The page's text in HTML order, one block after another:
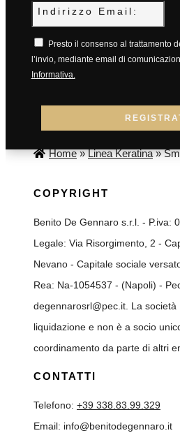
Indirizzo
Presto il consenso al trattamento
l’invio, mediante email di
Informativa.
Home»Linea Keratina»
COPYRIGHT
Benito De Gennaro s.r.l. - P.iva:
Legale: Via Risorgimento, 2 -
Nevano - Capitale sociale
Rea: Na-1054537 - (Napoli) -
degennarosrl@pec.it. La società
liquidazione e non è a socio
coordinamento da parte di altri
CONTATTI
Telefono: +39 338.83.99.329
Email: info@benitodegennaro.it